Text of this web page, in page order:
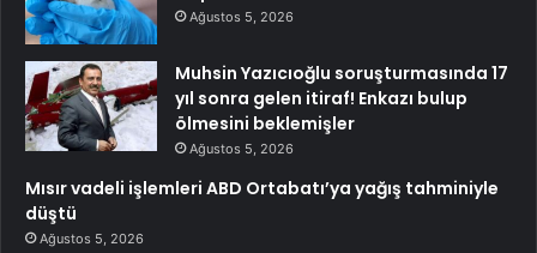
Ağustos 5, 2026
Muhsin Yazıcıoğlu soruşturmasında 17
yıl sonra gelen itiraf! Enkazı bulup
ölmesini beklemişler
Ağustos 5, 2026
Mısır vadeli işlemleri ABD Ortabatı’ya yağış tahminiyle
düştü
Ağustos 5, 2026